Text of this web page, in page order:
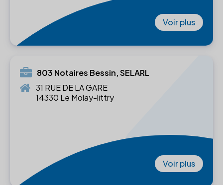
Voir plus
803 Notaires Bessin, SELARL
31 RUE DE LA GARE
14330 Le Molay-littry
Voir plus